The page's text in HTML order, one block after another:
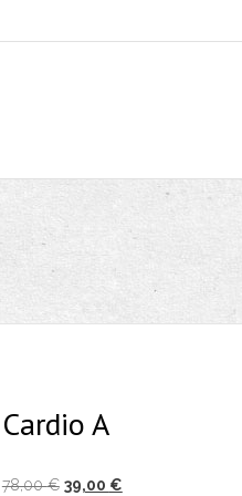
Cardio A
78,00€ Izvirna
39,00 €Trenutna